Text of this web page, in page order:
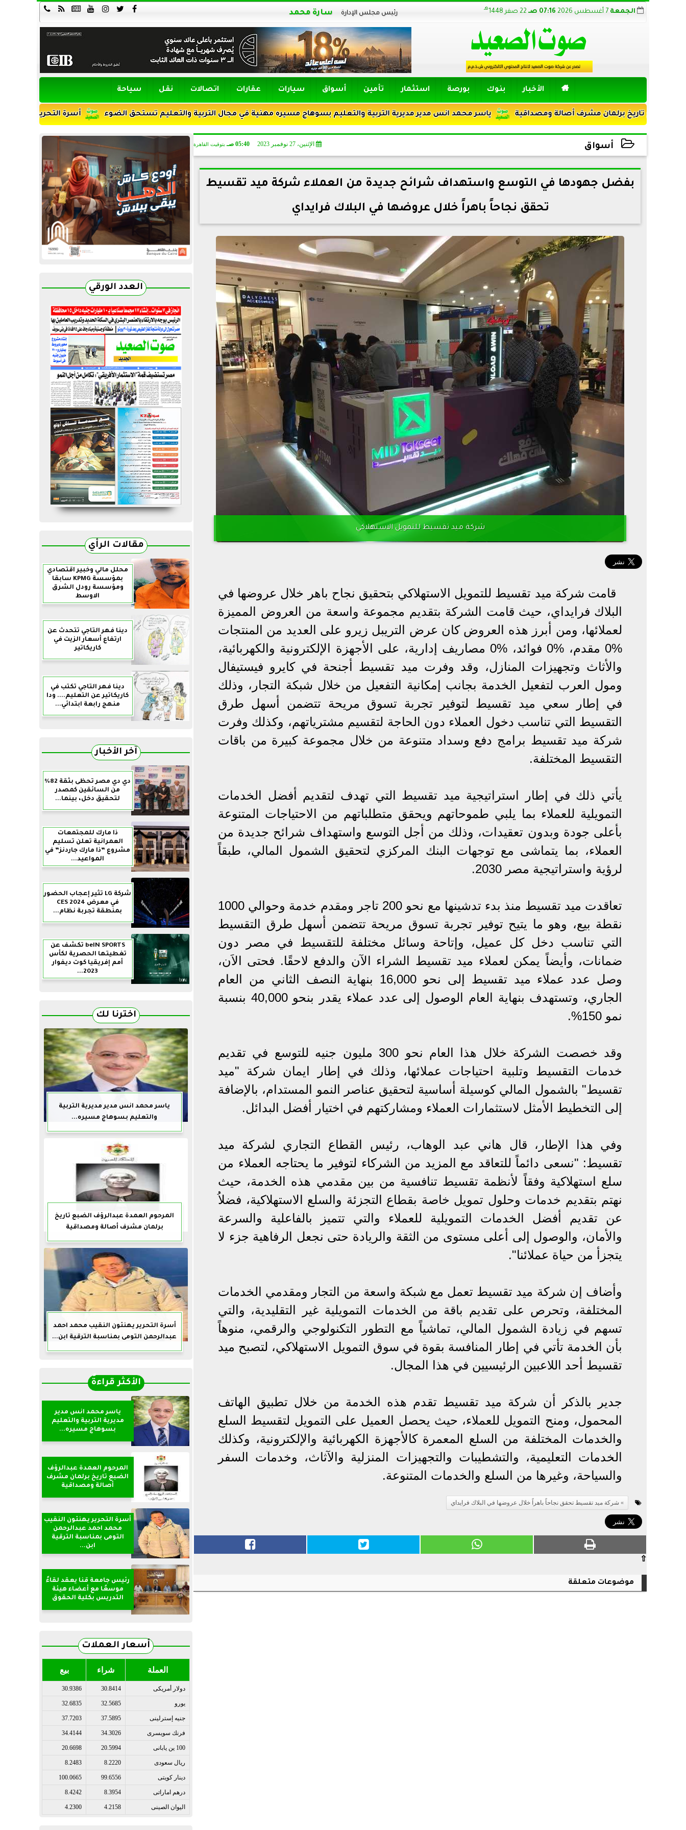






 الجمعة 07:16 صـ هـ
رئيس مجلس الإدارة سارة محمد
 الأخبار بنوك بورصة استثمار تأمين أسواق سيارات عقارات اتصالات نقل سياحة
أسرة التحرير يهنئون الدكتور ياسر محمد انس مدير مديرية التربية والتعليم بسوهاج مسيره مهنية في مجال التربية والتعليم تستحق الضوء تاريخ برلمان مشرف أصالة ومصداقية
أسواق الإثنين، 27 نوفمبر 2023 05:40 صـ بتوقيت القاهرة
2023-11-27 05:40:28
بفضل جهودها في التوسع واستهداف شرائح جديدة من العملاء شركة ميد تقسيط
تحقق نجاحاً باهراً خلال عروضها في البلاك فرايداي
شركة ميد تقسيط للتمويل الاستهلاكي
قامت شركة ميد تقسيط للتمويل الاستهلاكي بتحقيق نجاح باهر خلال عروضها في
البلاك فرايداي، حيث قامت الشركة بتقديم مجموعة واسعة من العروض المميزة
لعملائها، ومن أبرز هذه العروض كان عرض التريبل زيرو على العديد من المنتجات
%0 مقدم، %0 فوائد، %0 مصاريف إدارية، على الأجهزة الإلكترونية والكهربائية،
والأثاث وتجهيزات المنازل، وقد وفرت ميد تقسيط أجنحة في كايرو فيستيفال
ومول العرب لتفعيل الخدمة بجانب إمكانية التفعيل من خلال شبكة التجار، وذلك
في إطار سعي ميد تقسيط لتوفير تجربة تسوق مريحة تتضمن أسهل طرق
التقسيط التي تناسب دخول العملاء دون الحاجة لتقسيم مشترياتهم، وكذلك وفرت
شركة ميد تقسيط برامج دفع وسداد متنوعة من خلال مجموعة كبيرة من باقات
التقسيط المختلفة.
يأتي ذلك في إطار استراتيجية ميد تقسيط التي تهدف لتقديم أفضل الخدمات
التمويلية للعملاء بما يلبي طموحاتهم ويحقق متطلباتهم من الاحتياجات المتنوعة
بأعلى جودة وبدون تعقيدات، وذلك من أجل التوسع واستهداف شرائح جديدة من
العملاء، بما يتماشى مع توجهات البنك المركزي لتحقيق الشمول المالي، طبقاً
لرؤية واستراتيجية مصر 2030.
تعاقدت ميد تقسيط منذ بدء تدشينها مع نحو 200 تاجر ومقدم خدمة وحوالي 1000
نقطة بيع، وهو ما يتيح توفير تجربة تسوق مريحة تتضمن أسهل طرق التقسيط
التي تناسب دخل كل عميل، وإتاحة وسائل مختلفة للتقسيط في مصر دون
ضمانات، وأيضاً يمكن لعملاء ميد تقسيط الشراء الآن والدفع لاحقًا. فحتى الاَن،
وصل عدد عملاء ميد تقسيط إلى نحو 16,000 بنهاية النصف الثاني من العام
الجاري، وتستهدف بنهاية العام الوصول إلى عدد عملاء يقدر بنحو 40,000 بنسبة
نمو 150%.
وقد خصصت الشركة خلال هذا العام نحو 300 مليون جنيه للتوسع في تقديم
خدمات التقسيط وتلبية احتياجات عملائها، وذلك في إطار ايمان شركة "ميد
تقسيط" بالشمول المالي كوسيلة أساسية لتحقيق عناصر النمو المستدام، بالإضافة
إلى التخطيط الأمثل لاستثمارات العملاء ومشاركتهم في اختيار أفضل البدائل.
وفي هذا الإطار، قال هاني عبد الوهاب، رئيس القطاع التجاري لشركة ميد
تقسيط: "نسعى دائماً للتعاقد مع المزيد من الشركاء لتوفير ما يحتاجه العملاء من
سلع استهلاكية وفقاً لأنظمة تقسيط تنافسية من بين مقدمي هذه الخدمة، حيث
نهتم بتقديم خدمات وحلول تمويل خاصة بقطاع التجزئة والسلع الاستهلاكية، فضلاُ
عن تقديم أفضل الخدمات التمويلية للعملاء والتي تتميز بالفاعلية والسرعة
والأمان، والوصول إلى أعلى مستوى من الثقة والريادة حتى نجعل الرفاهية جزء لا
يتجزأ من حياة عملائنا".
وأضاف إن شركة ميد تقسيط تعمل مع شبكة واسعة من التجار ومقدمي الخدمات
المختلفة، وتحرص على تقديم باقة من الخدمات التمويلية غير التقليدية، والتي
تسهم في زيادة الشمول المالي، تماشياً مع التطور التكنولوجي والرقمي، منوهاً
بأن الخدمة تأتي في إطار المنافسة بقوة في سوق التمويل الاستهلاكي، لتصبح ميد
تقسيط أحد اللاعبين الرئيسيين في هذا المجال.
جدير بالذكر أن شركة ميد تقسيط تقدم هذه الخدمة من خلال تطبيق الهاتف
المحمول، ومنح التمويل للعملاء، حيث يحصل العميل على التمويل لتقسيط السلع
والخدمات المختلفة من السلع المعمرة كالأجهزة الكهربائية والإلكترونية، وكذلك
الخدمات التعليمية، والتشطيبات والتجهيزات المنزلية والآثاث، وخدمات السفر
والسياحة، وغيرها من السلع والخدمات المتنوعة.
شركة ميد تقسيط تحقق نجاحاً باهراً خلال عروضها في البلاك فرايداي
⇧
موضوعات متعلقة
العدد الورقي
مقالات الرأي
محلل مالي وخبير اقتصادي
بمؤسسة KPMG سابقا
ومؤسسة رودل الشرق
الاوسط
دينا فهر التاجي تتحدث عن
ارتفاع أسعار الزيت في
كاريكاتير
دينا فهر التاجي تكتب في
كاريكاتير عن التعليم.... ودا
منهج رابعة ابتدائي...
آخر الأخبار
دي دي مصر تحظى بثقة 82%
من السائقين كمصدر
لتحقيق دخل، بينما...
ذا مارك للمجتمعات
العمرانية تعلن تسليم
مشروع ”ذا مارك جاردنز” في
المواعيد...
شركة LG تثير إعجاب الحضور
في معرض CES 2024
بمنطقة تجربة نظام...
beIN SPORTS تكشف عن
تغطيتها الحصرية لكأس
أمم إفريقيا كوت ديفوار
2023...
اخترنا لك
ياسر محمد انس مدير مديرية التربية
والتعليم بسوهاج مسيره...
المرحوم العمدة عبدالرؤف الضبع تاريخ
برلمان مشرف أصالة ومصداقية
أسرة التحرير يهنئون النقيب محمد احمد
عبدالرحمن التومى بمناسبة الترقية ابن...
الأكثر قراءةً
ياسر محمد انس مدير
مديرية التربية والتعليم
بسوهاج مسيره...
المرحوم العمدة عبدالرؤف
الضبع تاريخ برلمان مشرف
أصالة ومصداقية
أسرة التحرير يهنئون النقيب
محمد احمد عبدالرحمن
التومى بمناسبة الترقية
ابن...
رئيس جامعة قنا يعقد لقاءً
موسعًا مع أعضاء هيئة
التدريس بكلية الحقوق
أسعار العملات
العملة شراء بيع
دولار أمريكى 30.8414
30.9386
يورو 32.5685
32.6835
جنيه إسترلينى 37.5895
37.7203
فرنك سويسرى 34.3026
34.4144
100 ين يابانى 20.5994
20.6698
ريال سعودى 8.2220
8.2483
دينار كويتى 99.6556
100.0665
درهم اماراتى 8.3954
8.4242
اليوان الصينى 4.2158
4.2300